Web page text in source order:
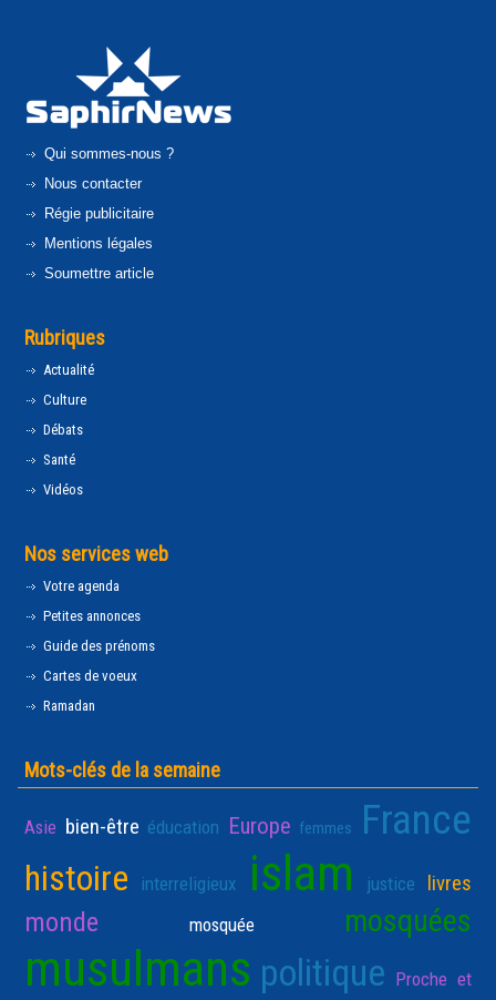
Qui sommes-nous ?
Nous contacter
Régie publicitaire
Mentions légales
Soumettre article
Rubriques
Actualité
Culture
Débats
Santé
Vidéos
Nos services web
Votre agenda
Petites annonces
Guide des prénoms
Cartes de voeux
Ramadan
Mots-clés de la semaine
Asie bien-être éducation Europe femmes France
histoire interreligieux islam justice livres
monde mosquée mosquées
musulmans politique Proche et